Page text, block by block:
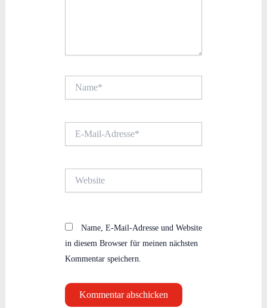
Mail-
Name, E-Mail-Adresse und Website
in diesem Browser für meinen nächsten
Kommentar speichern.